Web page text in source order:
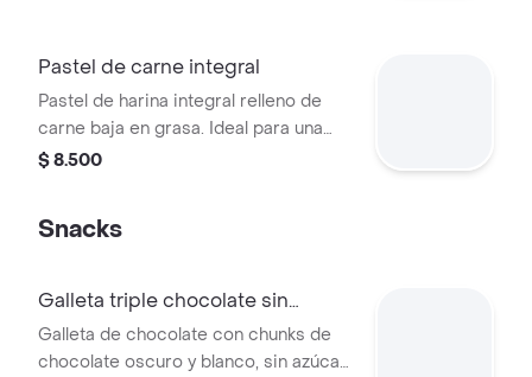
Pastel de carne integral
Pastel de harina integral relleno de
carne baja en grasa. Ideal para una
opción más saludable.
$ 8.500
Snacks
Galleta triple chocolate sin
gluten
Galleta de chocolate con chunks de
chocolate oscuro y blanco, sin azúcar